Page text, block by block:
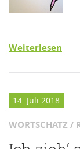
Weiterlesen
14. Juli 2018
WORTSCHATZ /